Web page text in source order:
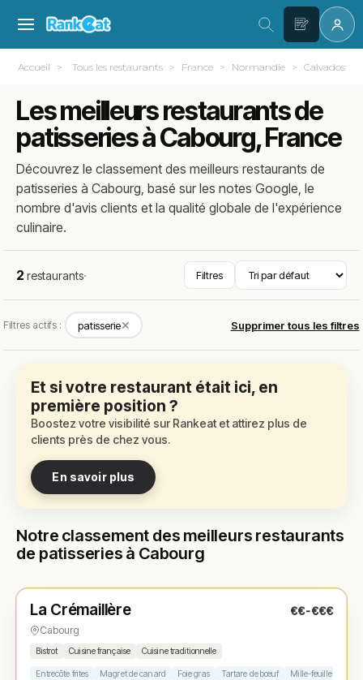
Accueil Tous les restaurants France Normandie Calvados
Les meilleurs restaurants de
patisseries à Cabourg, France
Découvrez le classement des meilleurs restaurants de
patisseries à Cabourg, basé sur les notes Google, le
nombre d'avis clients et la qualité globale de l'expérience
culinaire.
2 restaurants· Filtres
Filtres actifs : patisserie✕ Supprimer tous les filtres
Et si votre restaurant était ici, en
première position ?
Boostez votre visibilité sur Rankeat et attirez plus de
clients près de chez vous.
En savoir plus
Notre classement des meilleurs restaurants
de patisseries à Cabourg
★ N° 1
La Crémaillère €€-€€€
Cabourg
Bistrot Cuisine française Cuisine traditionnelle
Entrecôte frites Magret de canard Foie gras Tartare de bœuf Mille-feuille